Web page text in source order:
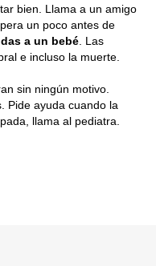
bien. Llama a un amigo
un poco antes de
a un bebé . Las
e incluso la muerte.
sin ningún motivo.
Pide ayuda cuando la
llama al pediatra.